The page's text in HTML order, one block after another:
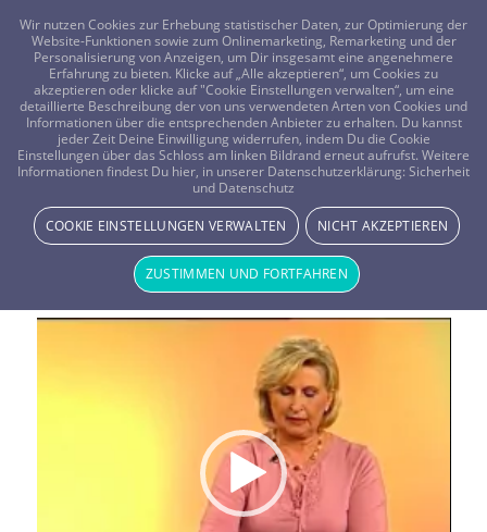
FRAGEN? KOSTENLOS ANRUFEN: 0800-8478266
TV-Beratung: Geizig und einsam
Live Beratung per Kartenlegen in derTV-Beratung:
Geizig und einsam
Wir nutzen Cookies zur Erhebung statistischer Daten, zur Optimierung der
Website-Funktionen sowie zum Onlinemarketing, Remarketing und der
Personalisierung von Anzeigen, um Dir insgesamt eine angenehmere
Erfahrung zu bieten. Klicke auf „Alle akzeptieren“, um Cookies zu
akzeptieren oder klicke auf "Cookie Einstellungen verwalten“, um eine
detaillierte Beschreibung der von uns verwendeten Arten von Cookies und
Informationen über die entsprechenden Anbieter zu erhalten. Du kannst
jeder Zeit Deine Einwilligung widerrufen, indem Du die Cookie
Einstellungen über das Schloss am linken Bildrand erneut aufrufst. Weitere
Informationen findest Du hier, in unserer Datenschutzerklärung: Sicherheit
und Datenschutz
COOKIE EINSTELLUNGEN VERWALTEN NICHT AKZEPTIEREN
ZUSTIMMEN UND FORTFAHREN